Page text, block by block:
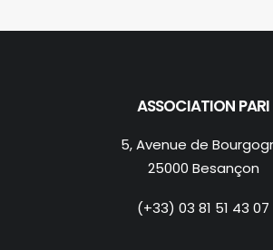
ASSOCIATION PARI
5, Avenue de
25000 Besançon
(+33) 03 81 51 43 07